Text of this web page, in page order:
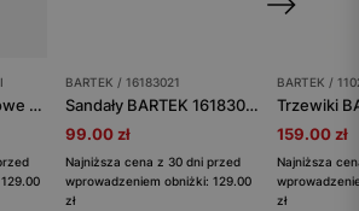
Granatowo-turkusowe sandały dziecięce na rzepy z czerwonymi akcentami BARTEK 0118240-024 II
BARTEK / 16183021
Sandały BARTEK 16183021, dla dziewcząt, beżowy
99.00 zł
Najniższa cena z 30 dni przed
wprowadzeniem obniżki: 129.00
zł
BARTEK /
159.00 zł
Najniższa
zł